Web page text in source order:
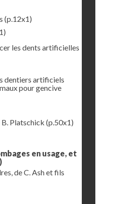
(p.12x1)
les dents artificielles
dentiers artificiels
pour gencive
Platschick (p.50x1)
en usage, et
de C. Ash et fils